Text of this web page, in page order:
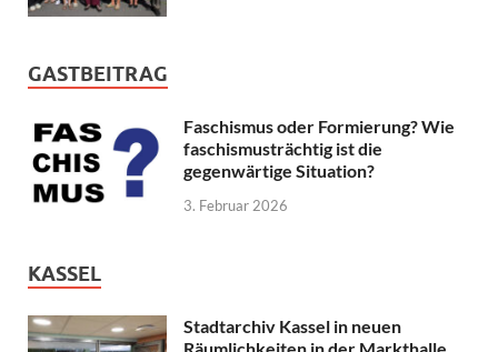
GASTBEITRAG
Faschismus oder Formierung? Wie
faschismusträchtig ist die
gegenwärtige Situation?
3. Februar 2026
KASSEL
Stadtarchiv Kassel in neuen